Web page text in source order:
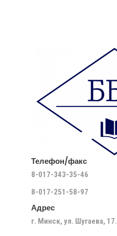
Телефон/факс
8-017-343-35-46
8-017-251-58-97
Адрес
г. Минск, ул. Шугаева, 17.